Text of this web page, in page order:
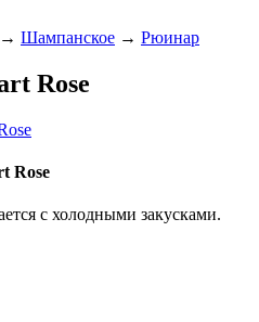
→ Шампанское → Рюинар
Rose
Rose
с холодными закусками.